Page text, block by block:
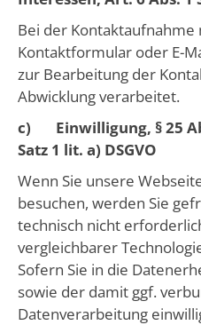
Bei der Kontaktaufnahme
Kontaktformular oder E-
zur Bearbeitung der
Abwicklung verarbeitet.
c) Einwilligung, § 25
Satz 1 lit. a) DSGVO
Wenn Sie unsere
besuchen, werden Sie
technisch nicht
vergleichbarer
Sofern Sie in die
sowie der damit ggf.
Datenverarbeitung